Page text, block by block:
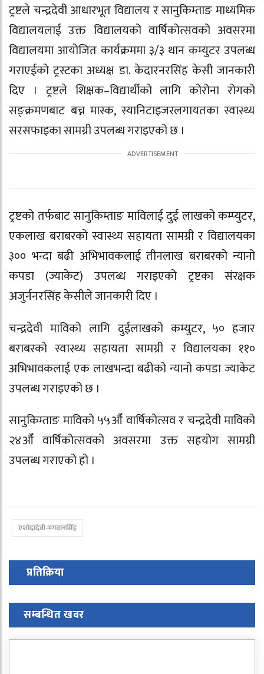
ट्रष्टले चन्द्रदेवी आधारभूत विद्यालय र सानुकिम्ताङ माध्यमिक
विद्यालयलाई उक्त विद्यालयको वार्षिकोत्सवको अवसरमा
विद्यालयमा आयोजित कार्यक्रममा ३/३ थान कम्युटर उपलब्ध
गराएईको ट्रस्टका अध्यक्ष डा. केदारनरसिंह केसी जानकारी
दिए । ट्रष्टले शिक्षक–विद्यार्थीको लागि कोरोना रोगको
सङ्क्रमणबाट बच्न मास्क, स्यानिटाइजरलगायतका स्वास्थ्य
सरसफाइका सामग्री उपलब्ध गराइएको छ ।
ट्रष्टको तर्फबाट सानुकिम्ताङ माविलाई दुई लाखको कम्प्युटर,
एकलाख बराबरको स्वास्थ्य सहायता सामग्री र विद्यालयका
३०० भन्दा बढी अभिभावकलाई तीनलाख बराबरको न्यानो
कपडा (ज्याकेट) उपलब्ध गराइएको ट्रष्टका संरक्षक
अजुर्ननरसिंह केसीले जानकारी दिए ।
चन्द्रदेवी माविको लागि दुईलाखको कम्युटर, ५० हजार
बराबरको स्वास्थ्य सहायता सामग्री र विद्यालयका ११०
अभिभावकलाई एक लाखभन्दा बढीको न्यानो कपडा ज्याकेट
उपलब्ध गराइएको छ ।
सानुकिम्ताङ माविको ५५औँ वार्षिकोत्सव र चन्द्रदेवी माविको
२४औँ वार्षिकोत्सवको अवसरमा उक्त सहयोग सामग्री
उपलब्ध गराएको हो ।
एशोदादेवी-भगवानसिंह
प्रतिक्रिया
सम्बन्धित खवर